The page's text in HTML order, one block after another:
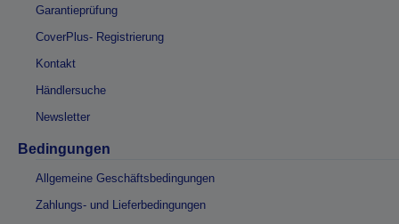
Garantieprüfung
CoverPlus- Registrierung
Kontakt
Händlersuche
Newsletter
Bedingungen
Allgemeine Geschäftsbedingungen
Zahlungs- und Lieferbedingungen